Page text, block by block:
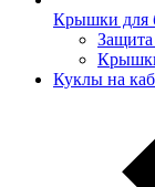
Крышки для
Защита
Куклы на